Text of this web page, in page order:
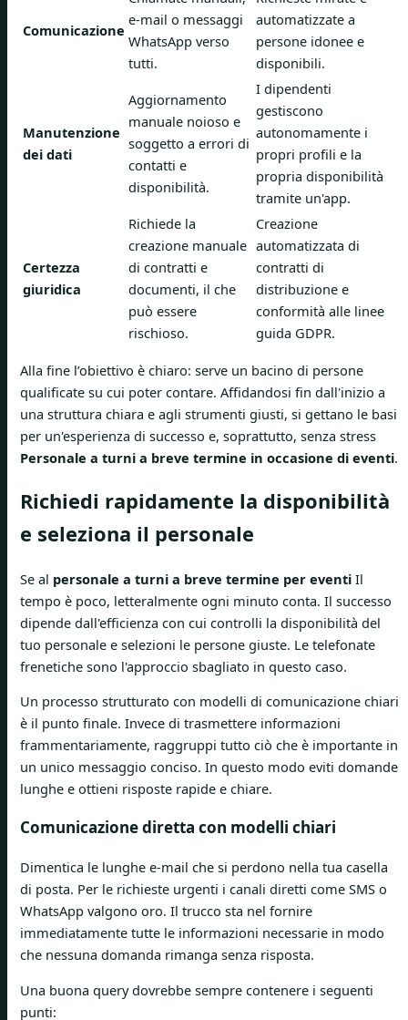
Comunicazione
e-mail o messaggi
WhatsApp verso
tutti.
automatizzate a
persone idonee e
disponibili.
Manutenzione
dei dati
Aggiornamento
manuale noioso e
soggetto a errori di
contatti e
disponibilità.
I dipendenti
gestiscono
autonomamente i
propri profili e la
propria disponibilità
tramite un'app.
Certezza
giuridica
Richiede la
creazione manuale
di contratti e
documenti, il che
può essere
rischioso.
Creazione
automatizzata di
contratti di
distribuzione e
conformità alle linee
guida GDPR.
Alla fine l’obiettivo è chiaro: serve un bacino di persone
qualificate su cui poter contare. Affidandosi fin dall'inizio a
una struttura chiara e agli strumenti giusti, si gettano le basi
per un'esperienza di successo e, soprattutto, senza stress
Personale a turni a breve termine in occasione di eventi.
Richiedi rapidamente la disponibilità
e seleziona il personale
Se al personale a turni a breve termine per eventi Il
tempo è poco, letteralmente ogni minuto conta. Il successo
dipende dall'efficienza con cui controlli la disponibilità del
tuo personale e selezioni le persone giuste. Le telefonate
frenetiche sono l'approccio sbagliato in questo caso.
Un processo strutturato con modelli di comunicazione chiari
è il punto finale. Invece di trasmettere informazioni
frammentariamente, raggruppi tutto ciò che è importante in
un unico messaggio conciso. In questo modo eviti domande
lunghe e ottieni risposte rapide e chiare.
Comunicazione diretta con modelli chiari
Dimentica le lunghe e-mail che si perdono nella tua casella
di posta. Per le richieste urgenti i canali diretti come SMS o
WhatsApp valgono oro. Il trucco sta nel fornire
immediatamente tutte le informazioni necessarie in modo
che nessuna domanda rimanga senza risposta.
Una buona query dovrebbe sempre contenere i seguenti
punti: